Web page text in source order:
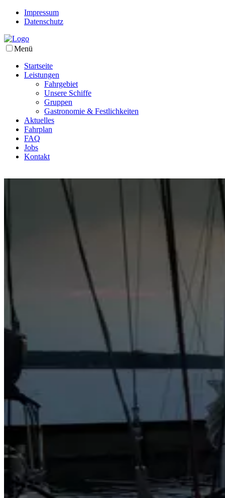
Impressum
Datenschutz
Menü
Startseite
Leistungen
Fahrgebiet
Unsere Schiffe
Gruppen
Gastronomie & Festlichkeiten
Aktuelles
Fahrplan
FAQ
Jobs
Kontakt